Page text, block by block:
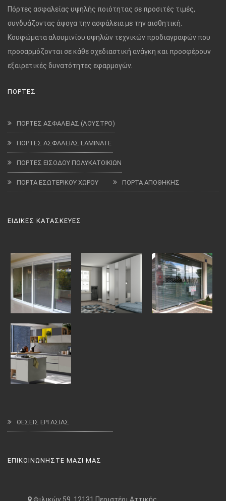
Πόρτες ασφαλείας υψηλής ποιότητας σε προσιτές τιμές,
συνδυάζοντας άψογα την ασφάλεια με την αισθητική.
Κουφώματα αλουμινίου υψηλών τεχνικών προδιαγραφών που
προσαρμόζονται σε κάθε σχεδιαστική ανάγκη και προσφέρουν
εξαιρετικές δυνατότητες εφαρμογών.
ΠΟΡΤΕΣ
ΠΟΡΤΕΣ ΑΣΦΑΛΕΙΑΣ (ΛΟΥΣΤΡΟ)
ΠΟΡΤΕΣ ΑΣΦΑΛΕΙΑΣ LAMINATE
ΠΟΡΤΕΣ ΕΙΣΟΔΟΥ ΠΟΛΥΚΑΤΟΙΚΙΩΝ
ΠΟΡΤΑ ΕΣΩΤΕΡΙΚΟΥ ΧΩΡΟΥ ΠΟΡΤΑ ΑΠΟΘΗΚΗΣ
ΕΙΔΙΚΕΣ ΚΑΤΑΣΚΕΥΕΣ
ΘΕΣΕΙΣ ΕΡΓΑΣΙΑΣ
ΕΠΙΚΟΙΝΩΝΗΣΤΕ ΜΑΖΙ ΜΑΣ
Φιλικών 59, 12131 Περιστέρι Αττικής